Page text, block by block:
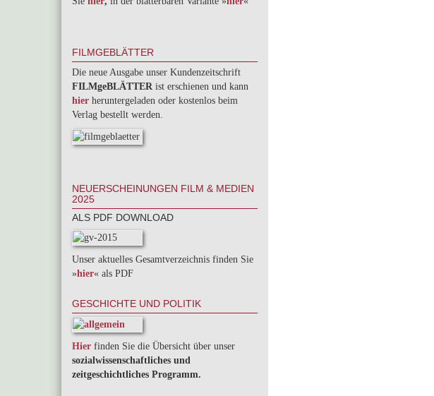
FILMGEBLÄTTER
Die neue Ausgabe unser Kundenzeitschrift
FILMgeBLÄTTER ist erschienen und kann
hier heruntergeladen oder kostenlos beim
Verlag bestellt werden.
NEUERSCHEINUNGEN FILM & MEDIEN
2025
ALS PDF DOWNLOAD
Unser aktuelles Gesamtverzeichnis finden Sie
»hier« als PDF
GESCHICHTE UND POLITIK
Hier finden Sie die Übersicht über unser
sozialwissenschaftliches und
zeitgeschichtliches Programm.